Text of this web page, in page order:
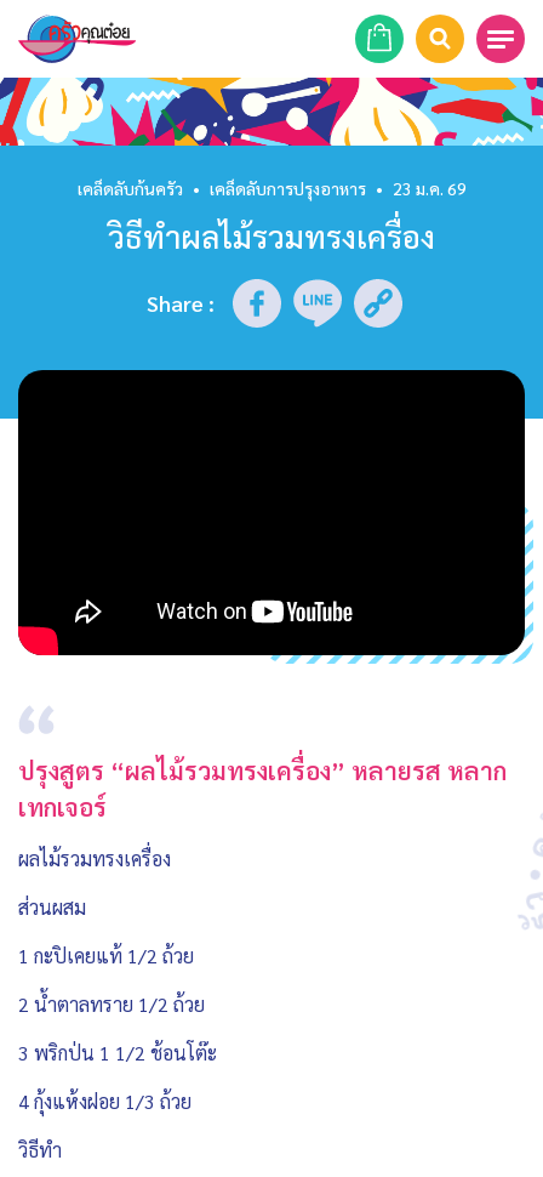
หน้าแรก
สูตรอาหาร
ร้านอาหาร
รายการย้อนหลัง
เคล็ดลับก้นครัว • เคล็ดลับการปรุงอาหาร • 23 ม.ค. 69
วิธีทำผลไม้รวมทรงเครื่อง
Share :
ปรุงสูตร “ผลไม้รวมทรงเครื่อง” หลายรส หลาก
เทกเจอร์
ผลไม้รวมทรงเครื่อง
ส่วนผสม
1 กะปิเคยแท้ 1/2 ถ้วย
2 น้ำตาลทราย 1/2 ถ้วย
3 พริกป่น 1 1/2 ช้อนโต๊ะ
4 กุ้งแห้งฝอย 1/3 ถ้วย
วิธีทำ